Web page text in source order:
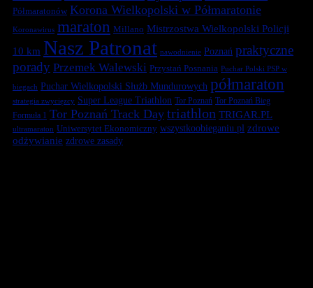
Półmaratonów Korona Wielkopolski w Półmaratonie
Koronawirus maraton Millano Mistrzostwa Wielkopolski Policji
10 km Nasz Patronat nawodnienie Poznań praktyczne
porady Przemek Walewski Przystań Posnania Puchar Polski PSP w
biegach Puchar Wielkopolski Służb Mundurowych półmaraton
strategia zwycięzcy Super League Triathlon Tor Poznań Tor Poznań Bieg
Formuła 1 Tor Poznań Track Day triathlon TRIGAR.PL
ultramaraton Uniwersytet Ekonomiczny wszystkoobieganiu.pl zdrowe
odżywianie zdrowe zasady